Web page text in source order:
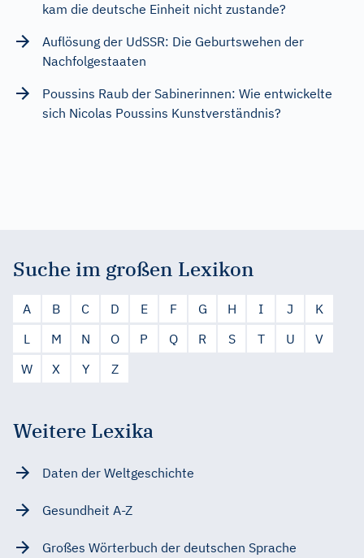
kam die deutsche Einheit nicht zustande?
Auflösung der UdSSR: Die Geburtswehen der
Nachfolgestaaten
Poussins Raub der Sabinerinnen: Wie entwickelte
sich Nicolas Poussins Kunstverständnis?
Suche im großen Lexikon
A B C D E F G H I J
K
L
M N O P Q R S T U
V
W
X Y Z
Weitere Lexika
Daten der Weltgeschichte
Gesundheit A-Z
Großes Wörterbuch der deutschen Sprache